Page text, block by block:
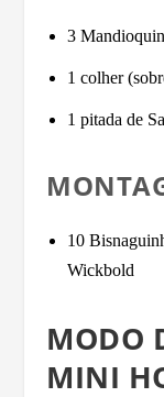
3
1 colher
1 pitada de
10
Wickbold
MODO
MINI